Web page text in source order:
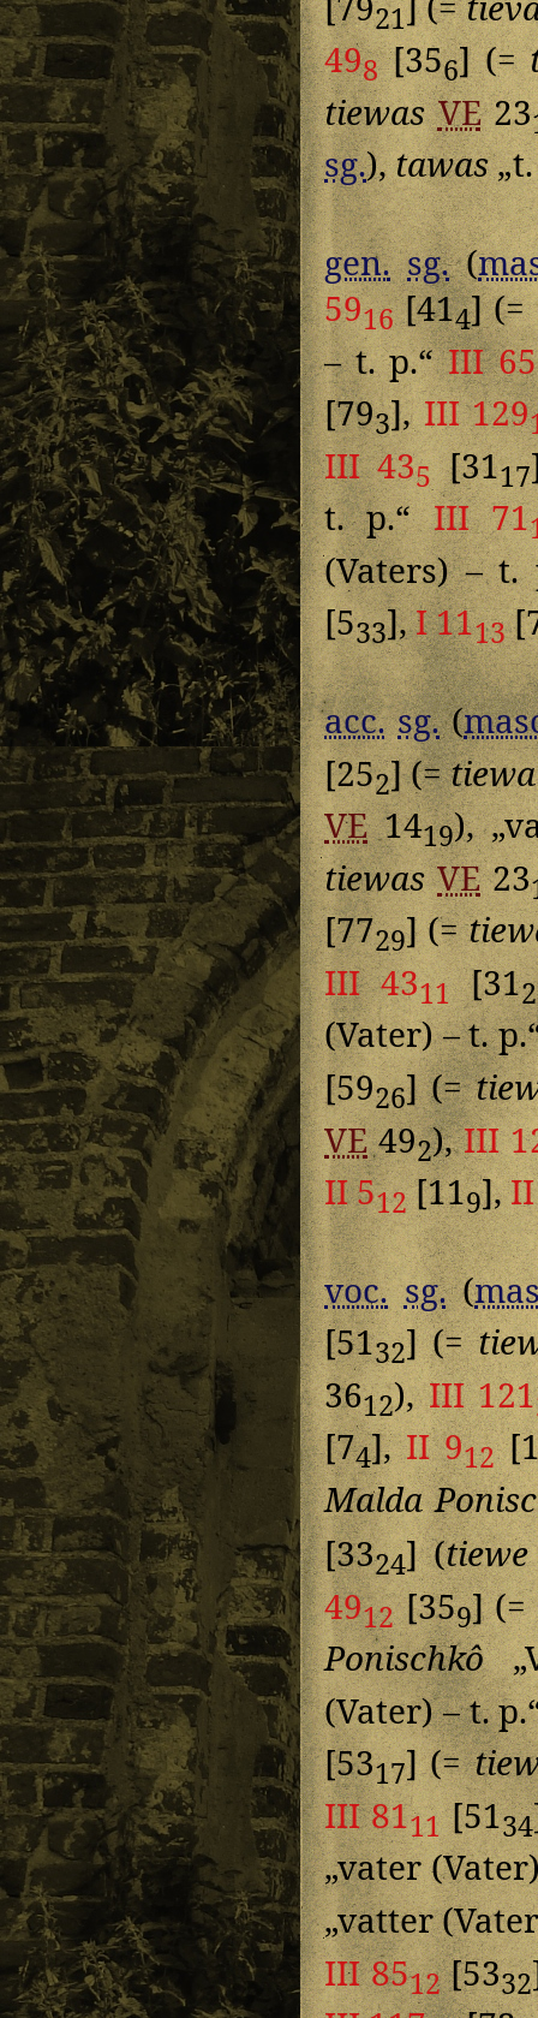
21
498[356] (=
tiewas VE23
sg.),tawas
gen. sg.(
5916[414] (=
– t. p.“III 65
[793],III 129
III 435[3117
t. p.“III 71
(Vaters) –
[533],I 1113
acc. sg.(
[252] (=tiewa
VE1419),
tiewas VE23
[7729] (=
III 4311[31
(Vater) – t.
[5926] (=
VE492),III
II 512[119],
voc. sg.(
[5132] (=
3612),III 121
[74],II 912
Malda
[3324] (tiewe
4912[359] (=
Ponischkô
(Vater) – t.
[5317] (=
III 8111[5134
„vater
„vatter
III 8512[5332